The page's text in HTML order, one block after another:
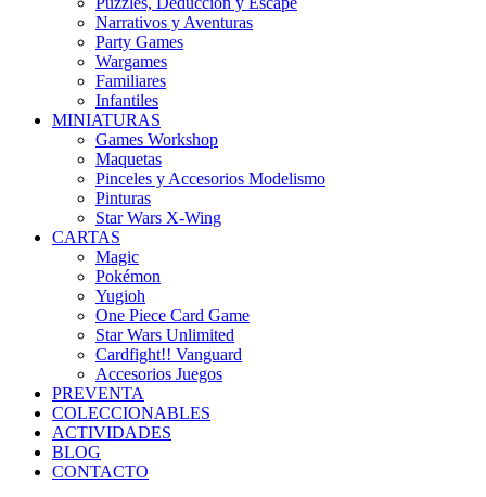
Narrativos y Aventuras
Party Games
Wargames
Familiares
Infantiles
MINIATURAS
Games Workshop
Maquetas
Pinceles y Accesorios Modelismo
Pinturas
Star Wars X-Wing
CARTAS
Magic
Pokémon
Yugioh
One Piece Card Game
Star Wars Unlimited
Cardfight!! Vanguard
Accesorios Juegos
PREVENTA
COLECCIONABLES
ACTIVIDADES
BLOG
CONTACTO